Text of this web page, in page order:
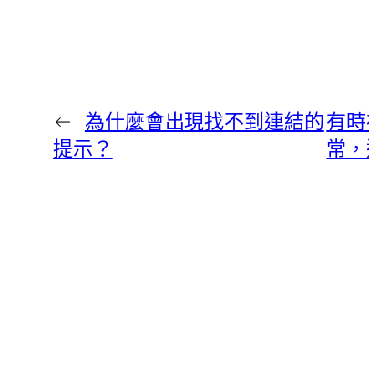
← 為什麼會出現找不到連結的
提示？
有
常